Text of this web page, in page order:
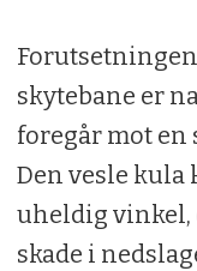
skytebane er
foregår mot
Den vesle kula
uheldig vinkel,
skade i